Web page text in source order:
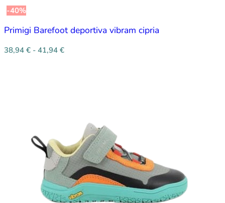
-40%
Primigi Barefoot deportiva vibram cipria
38,94 € - 41,94 €